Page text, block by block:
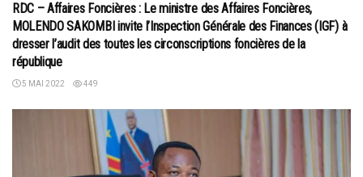
RDC – Affaires Foncières : Le ministre des Affaires Foncières,
MOLENDO SAKOMBI invite l’Inspection Générale des Finances (IGF) à
dresser l’audit des toutes les circonscriptions foncières de la
république
5 MAI 2022 449